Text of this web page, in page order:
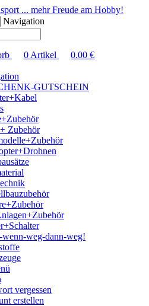
... mehr Freude am Hobby!
Navigation
0 Artikel 0.00 €
GUTSCHEIN
Zubehör
wenn-weg-dann-weg!
vergessen
erstellen